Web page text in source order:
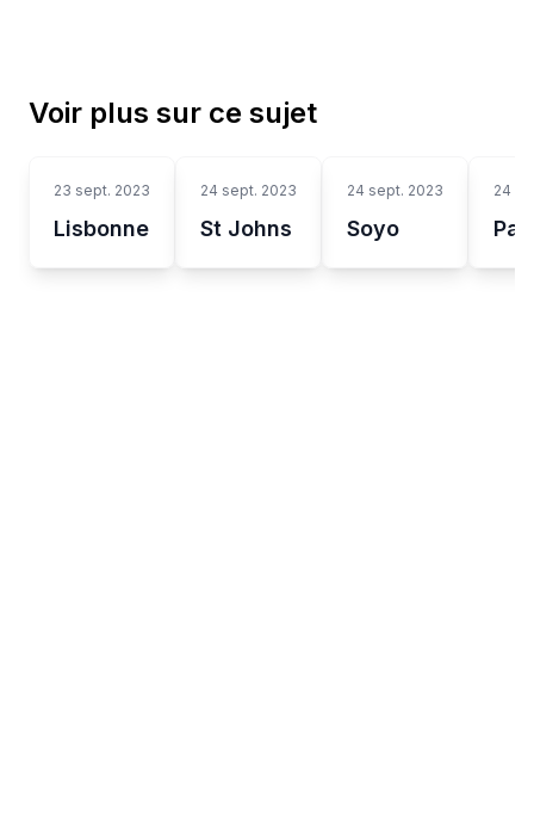
Voir plus sur ce sujet
23 sept. 2023
Lisbonne
24 sept. 2023
St Johns
24 sept. 2023
Soyo
24